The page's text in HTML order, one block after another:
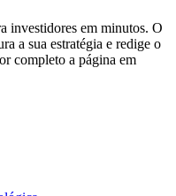
investidores em minutos. O
a sua estratégia e redige o
completo a página em